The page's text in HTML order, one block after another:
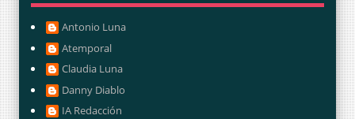
Antonio Luna
Atemporal
Claudia Luna
Danny Diablo
IA Redacción